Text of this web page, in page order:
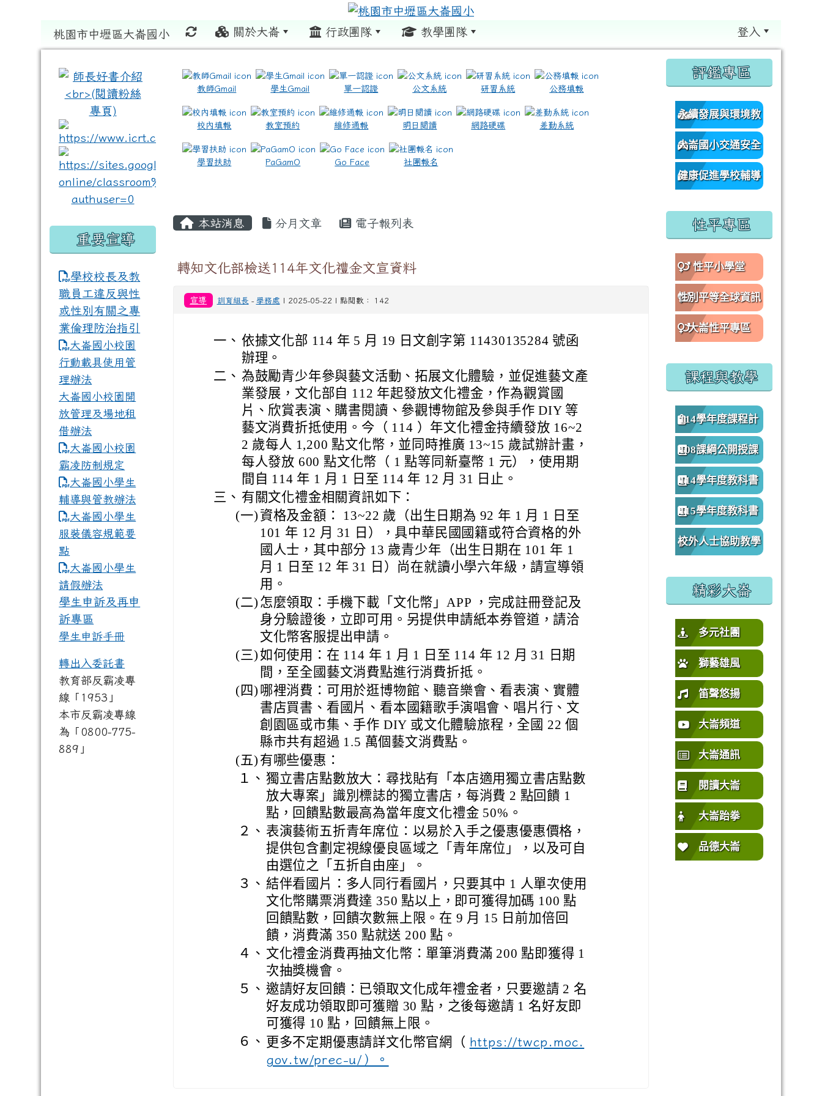
桃園市中壢區大崙國小 關於大崙 行政團隊 教學團隊 登入
教師Gmail 學生Gmail 單一認證 公文系統 研習系統 公務填報
校內填報 教室預約 維修通報 明日閱讀 網路硬碟 差勤系統
學習扶助 PaGamO Go Face 社團報名
本站消息 分月文章 電子報列表
轉知文化部檢送114年文化禮金文宣資料
宣導 訓育組長 - 學務處 | 2025-05-22 | 點閱數： 142
一、 依據文化部 114 年 5 月 19 日文創字第 11430135284 號函
辦理。
二、 為鼓勵青少年參與藝文活動、拓展文化體驗，並促進藝文產
業發展，文化部自 112 年起發放文化禮金，作為觀賞國
片、欣賞表演、購書閱讀、參觀博物館及參與手作 DIY 等
藝文消費折抵使用。今（ 114 ）年文化禮金持續發放 16~2
2 歲每人 1,200 點文化幣，並同時推廣 13~15 歲試辦計畫，
每人發放 600 點文化幣（ 1 點等同新臺幣 1 元），使用期
間自 114 年 1 月 1 日至 114 年 12 月 31 日止。
三、 有關文化禮金相關資訊如下：
(一) 資格及金額： 13~22 歲（出生日期為 92 年 1 月 1 日至
101 年 12 月 31 日），具中華民國國籍或符合資格的外
國人士，其中部分 13 歲青少年（出生日期在 101 年 1
月 1 日至 12 年 31 日）尚在就讀小學六年級，請宣導領
用。
(二) 怎麼領取：手機下載「文化幣」APP ，完成註冊登記及
身分驗證後，立即可用。另提供申請紙本券管道，請洽
文化幣客服提出申請。
(三)如何使用：在 114 年 1 月 1 日至 114 年 12 月 31 日期
間，至全國藝文消費點進行消費折抵。
(四) 哪裡消費：可用於逛博物館、聽音樂會、看表演、實體
書店買書、看國片、看本國籍歌手演唱會、唱片行、文
創園區或市集、手作 DIY 或文化體驗旅程，全國 22 個
縣市共有超過 1.5 萬個藝文消費點。
(五) 有哪些優惠：
１、 獨立書店點數放大：尋找貼有「本店適用獨立書店點數
放大專案」識別標誌的獨立書店，每消費 2 點回饋 1
點，回饋點數最高為當年度文化禮金 50%。
２、 表演藝術五折青年席位：以易於入手之優惠優惠價格，
提供包含劃定視線優良區域之「青年席位」，以及可自
由選位之「五折自由座」。
３、 結伴看國片：多人同行看國片，只要其中 1 人單次使用
文化幣購票消費達 350 點以上，即可獲得加碼 100 點
回饋點數，回饋次數無上限。在 9 月 15 日前加倍回
饋，消費滿 350 點就送 200 點。
４、 文化禮金消費再抽文化幣：單筆消費滿 200 點即獲得 1
次抽獎機會。
５、 邀請好友回饋：已領取文化成年禮金者，只要邀請 2 名
好友成功領取即可獲贈 30 點，之後每邀請 1 名好友即
可獲得 10 點，回饋無上限。
６、 更多不定期優惠請詳文化幣官網（ https://twcp.moc.
gov.tw/prec-u/）。
link to https://www.icrt.com.tw/ \ title=https://www.icrt.com.tw/
link to https://sites.google.com/m2.dles.tyc.edu.tw/learning-online/classroom%E9%80%A3%E7%B5%90?authuser=0 \
重要宣導
學校校長及教
職員工違反與性
或性別有關之專
業倫理防治指引
大崙國小校園
行動載具使用管
理辦法
大崙國小校園開
放管理及場地租
借辦法
大崙國小校園
霸凌防制規定
大崙國小學生
輔導與管教辦法
大崙國小學生
服裝儀容規範要
點
link to https://www.dles.tyc.edu.tw/uploads/tad_blocks/file/
大崙國小學生
請假辦法
學生申訴及再申
訴專區
學生申訴手冊
轉出入委託書
教育部反霸凌專
線「1953」
本市反霸凌專線
為「0800-775-
889」
:::
評鑑專區
永續發展與環境教
育資源網
大崙國小交通安全
網
健康促進學校輔導
性平專區
性平小學堂
性別平等全球資訊
網
大崙性平專區
課程與教學
114學年度課程計
畫
108課綱公開授課
專區
114學年度教科書
版本
115學年度教科書
版本
校外人士協助教學
精彩大崙
多元社團
獅藝雄風
笛聲悠揚
大崙頻道
大崙通訊
閱讀大崙
大崙跆拳
品德大崙